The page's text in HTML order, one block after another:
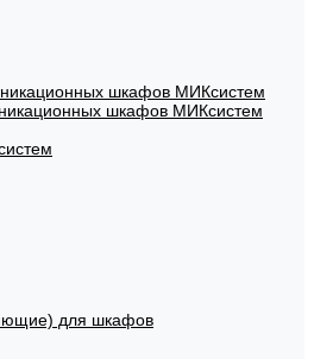
шкафов МИКсистем
шкафов МИКсистем
для шкафов